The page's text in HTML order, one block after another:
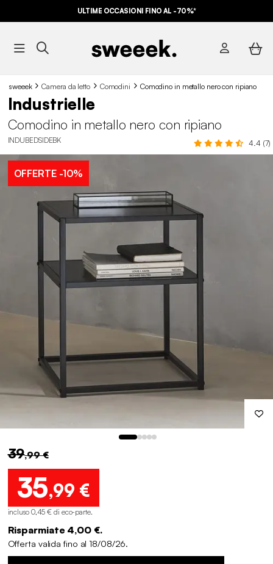
ULTIME OCCASIONI FINO AL -70%*
sweeek Camera da letto Comodini Comodino in metallo nero con ripiano
Industrielle
Comodino in metallo nero con ripiano
INDUBEDSIDEBK 4.4 (7)
OFFERTE-10%
39,99 €
35,99 €
incluso 0,45 € di eco-parte.
Risparmiate 4,00 €.
Offerta valida fino al 18/08/26.